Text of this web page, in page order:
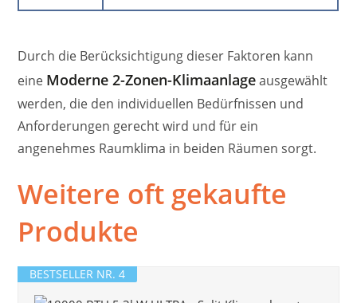
Durch die Berücksichtigung dieser Faktoren kann
eine Moderne 2-Zonen-Klimaanlageausgewählt
werden, die den individuellen Bedürfnissen und
Anforderungen gerecht wird und für ein
angenehmes Raumklima in beiden Räumen sorgt.
Weitere oft gekaufte
Produkte
BESTSELLER NR. 4